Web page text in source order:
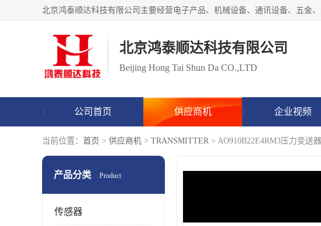
北京鸿泰顺达科技有限公司
Beijing Hong Tai Shun Da CO.,LTD
公司首页 供应商机 企业视频
当前位置： 首页 > 供应商机 > TRANSMITTER > AO910B22E4RM3压力变送
产品分类 Product
传感器